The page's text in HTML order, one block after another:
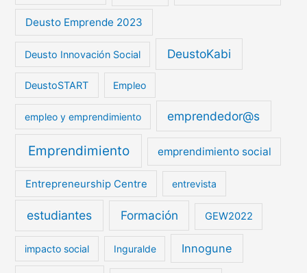
Deusto Emprende 2023
Deusto Innovación Social DeustoKabi
DeustoSTART Empleo
empleo y emprendimiento emprendedor@s
Emprendimiento emprendimiento social
Entrepreneurship Centre entrevista
estudiantes Formación GEW2022
impacto social Inguralde Innogune